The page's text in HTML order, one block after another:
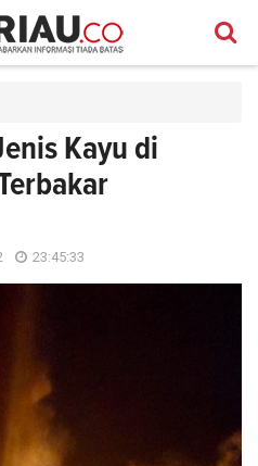
Kayu di
23:45:33